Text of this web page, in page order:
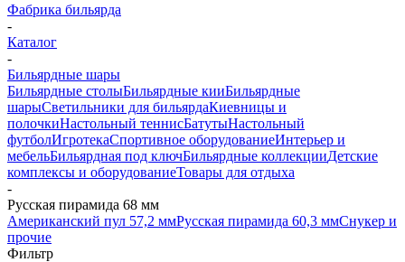
Фабрика бильярда
-
Каталог
-
Бильярдные шары
Бильярдные столыБильярдные кииБильярдные
шарыСветильники для бильярдаКиевницы и
полочкиНастольный теннисБатутыНастольный
футболИгротекаСпортивное оборудованиеИнтерьер и
мебельБильярдная под ключБильярдные коллекцииДетские
комплексы и оборудованиеТовары для отдыха
-
Русская пирамида 68 мм
Американский пул 57,2 ммРусская пирамида 60,3 ммСнукер и
прочие
Фильтр